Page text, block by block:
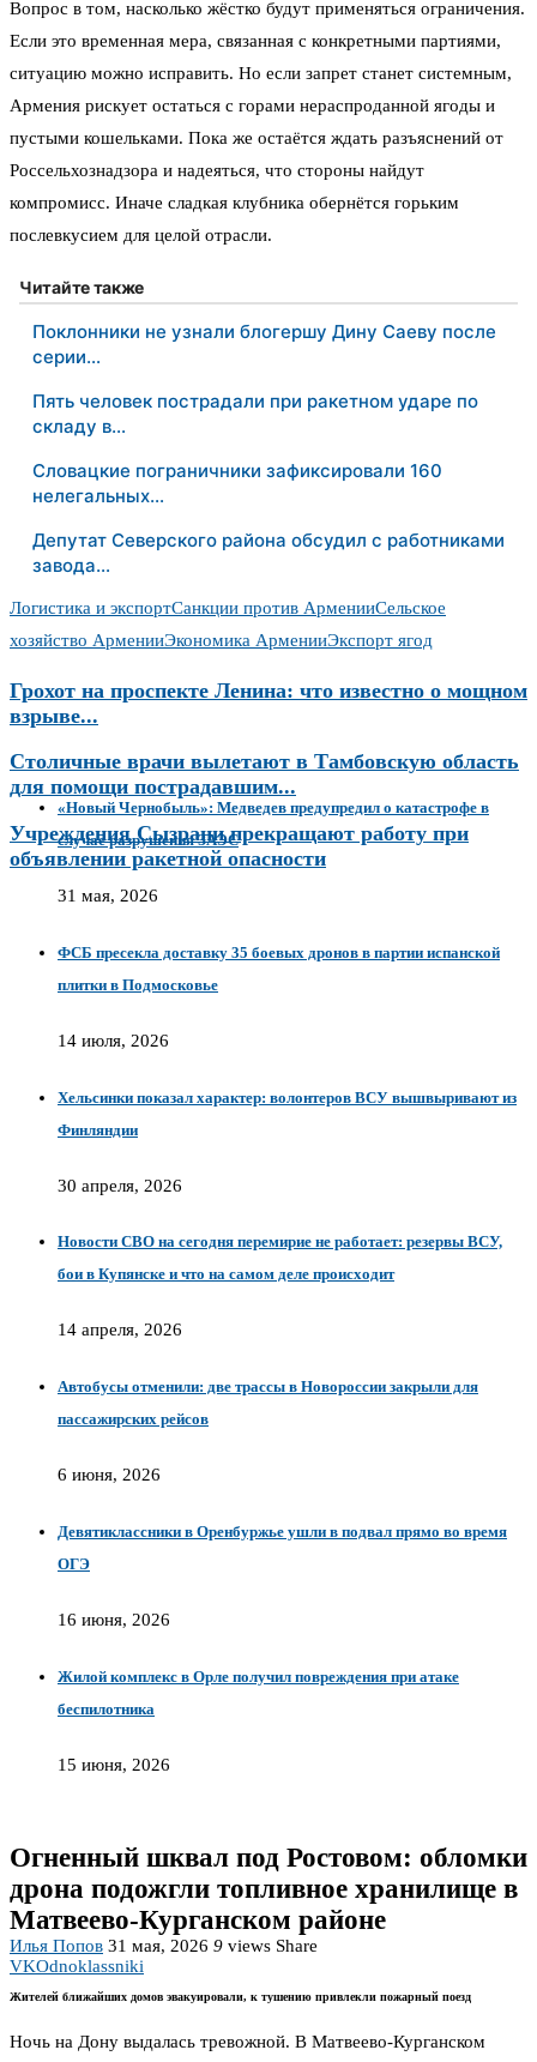
Вопрос в том, насколько жёстко будут применяться ограничения.
Если это временная мера, связанная с конкретными партиями,
ситуацию можно исправить. Но если запрет станет системным,
Армения рискует остаться с горами нераспроданной ягоды и
пустыми кошельками. Пока же остаётся ждать разъяснений от
Россельхознадзора и надеяться, что стороны найдут
компромисс. Иначе сладкая клубника обернётся горьким
послевкусием для целой отрасли.
Читайте также
Поклонники не узнали блогершу Дину Саеву после
серии…
Пять человек пострадали при ракетном ударе по
складу в…
Словацкие пограничники зафиксировали 160
нелегальных…
Депутат Северского района обсудил с работниками
завода…
Логистика и экспортСанкции против АрменииСельское
хозяйство АрменииЭкономика АрменииЭкспорт ягод
Грохот на проспекте Ленина: что известно о мощном
взрыве...
Столичные врачи вылетают в Тамбовскую область
для помощи пострадавшим...
Учреждения Сызрани прекращают работу при
объявлении ракетной опасности
«Новый Чернобыль»: Медведев предупредил о катастрофе в
случае разрушения ЗАЭС
31 мая, 2026
ФСБ пресекла доставку 35 боевых дронов в партии испанской
плитки в Подмосковье
14 июля, 2026
Хельсинки показал характер: волонтеров ВСУ вышвыривают из
Финляндии
30 апреля, 2026
Новости СВО на сегодня перемирие не работает: резервы ВСУ,
бои в Купянске и что на самом деле происходит
14 апреля, 2026
Автобусы отменили: две трассы в Новороссии закрыли для
пассажирских рейсов
6 июня, 2026
Девятиклассники в Оренбуржье ушли в подвал прямо во время
ОГЭ
16 июня, 2026
Жилой комплекс в Орле получил повреждения при атаке
беспилотника
15 июня, 2026
Огненный шквал под Ростовом: обломки
дрона подожгли топливное хранилище в
Матвеево-Курганском районе
Илья Попов 31 мая, 2026 9 views Share
VKOdnoklassniki
Жителей ближайших домов эвакуировали, к тушению привлекли пожарный поезд
Ночь на Дону выдалась тревожной. В Матвеево-Курганском